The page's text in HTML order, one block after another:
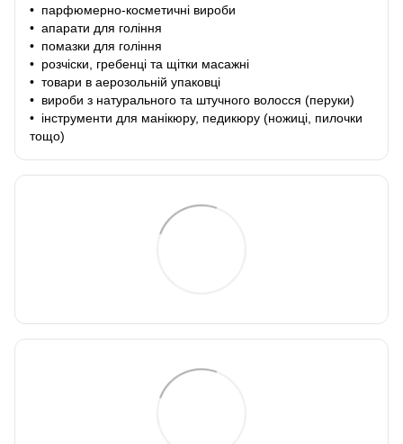
• парфюмерно-косметичні вироби
• апарати для гоління
• помазки для гоління
• розчіски, гребенці та щітки масажні
• товари в аерозольній упаковці
• вироби з натурального та штучного волосся (перуки)
• інструменти для манікюру, педикюру (ножиці, пилочки
тощо)